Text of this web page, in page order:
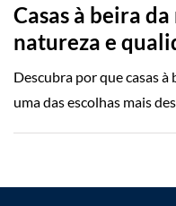
Casas à beira
natureza e
Descubra por que casas
uma das escolhas mais